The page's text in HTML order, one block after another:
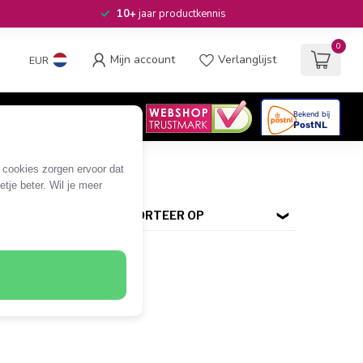
zorgen ervoor dat
beter. Wil je meer
10+jaar productkennis
EUR Mijn account Verlanglijst
0
SORTEER OP